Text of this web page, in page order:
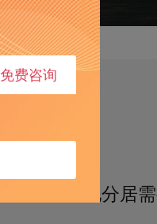
两地分居
免费咨询